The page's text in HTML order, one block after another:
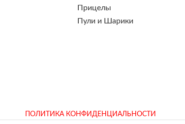
Прицелы
Пули и Шарики
ПОЛИТИКА КОНФИДЕНЦИАЛЬНОСТИ